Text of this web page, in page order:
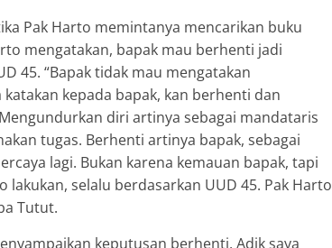
Pak Harto memintanya mencarikan buku
mengatakan, bapak mau berhenti jadi
45. “Bapak tidak mau mengatakan
kepada bapak, kan berhenti dan
diri artinya sebagai mandataris
tugas. Berhenti artinya bapak, sebagai
lagi. Bukan karena kemauan bapak, tapi
lakukan, selalu berdasarkan UUD 45. Pak Harto
Tutut.
keputusan berhenti, Adik saya